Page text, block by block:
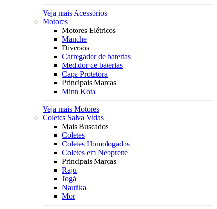
Veja mais Acessórios
Motores
Motores Elétricos
Manche
Diversos
Carregador de baterias
Medidor de baterias
Capa Protetora
Principais Marcas
Minn Kota
Veja mais Motores
Coletes Salva Vidas
Mais Buscados
Coletes
Coletes Homologados
Coletes em Neoprene
Principais Marcas
Raju
Jogá
Nautika
Mor